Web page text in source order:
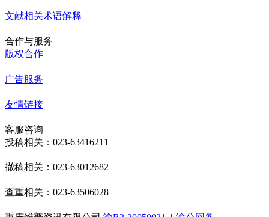
文献相关术语解释
合作与服务
版权合作
广告服务
友情链接
客服咨询
投稿相关：023-63416211
撤稿相关：023-63012682
查重相关：023-63506028